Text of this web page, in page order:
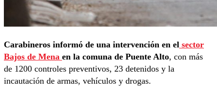
Carabineros informó de una intervención en el sector
Bajos de Mena en la comuna de Puente Alto, con más
de 1200 controles preventivos, 23 detenidos y la
incautación de armas, vehículos y drogas.